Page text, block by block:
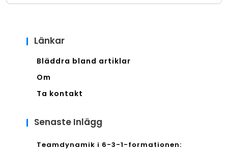
Länkar
Bläddra bland artiklar
Om
Ta kontakt
Senaste Inlägg
Teamdynamik i 6-3-1-formationen: